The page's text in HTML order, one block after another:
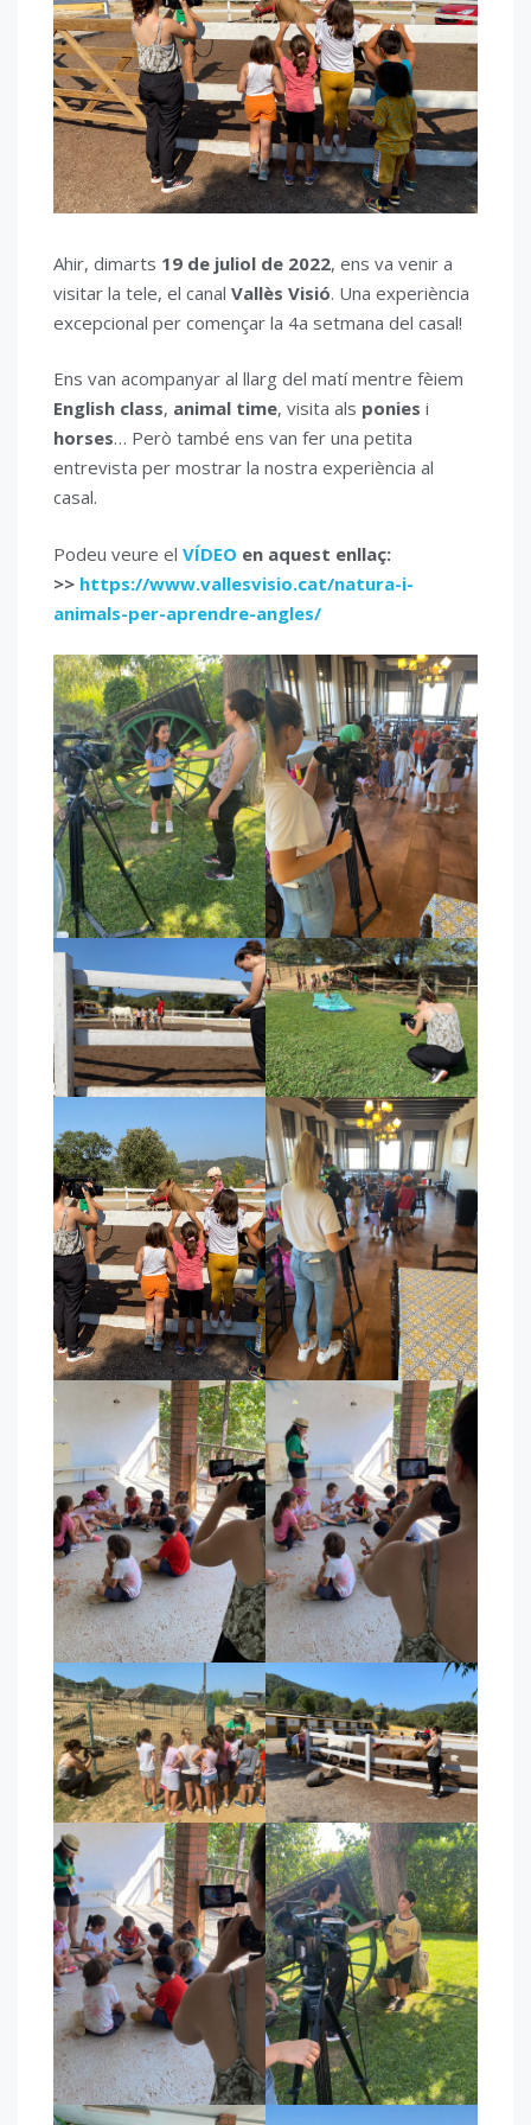
Ahir, dimarts 19 de juliol de 2022, ens va venir a
visitar la tele, el canal Vallès Visió. Una experiència
excepcional per començar la 4a setmana del casal!
Ens van acompanyar al llarg del matí mentre fèiem
English class, animal time, visita als ponies i
horses… Però també ens van fer una petita
entrevista per mostrar la nostra experiència al
casal.
Podeu veure el VÍDEO en aquest enllaç:
>> https://www.vallesvisio.cat/natura-i-
animals-per-aprendre-angles/